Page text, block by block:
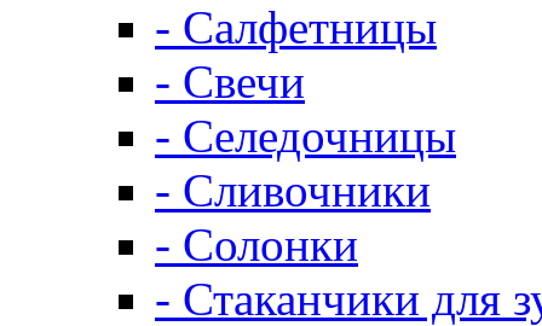
- Салфетницы
- Свечи
- Селедочницы
- Сливочники
- Солонки
- Стаканчики для